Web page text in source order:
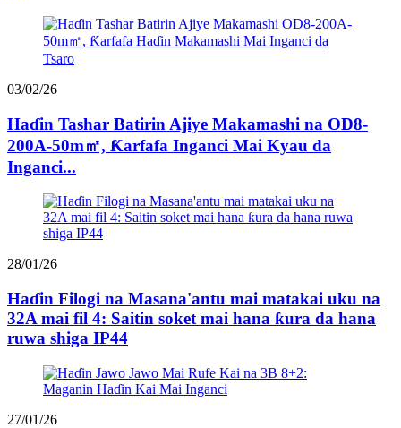
03/02/26
Haɗin Tashar Batirin Ajiye Makamashi na OD8-
200A-50m㎡, Ƙarfafa Inganci Mai Kyau da
Inganci...
28/01/26
Haɗin Filogi na Masana'antu mai matakai uku na
32A mai fil 4: Saitin soket mai hana ƙura da hana
ruwa shiga IP44
27/01/26